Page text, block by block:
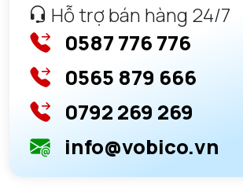
Hỗ trợ bán hàng 24/7
0587 776 776
0565 879 666
0792 269 269
info@vobico.vn